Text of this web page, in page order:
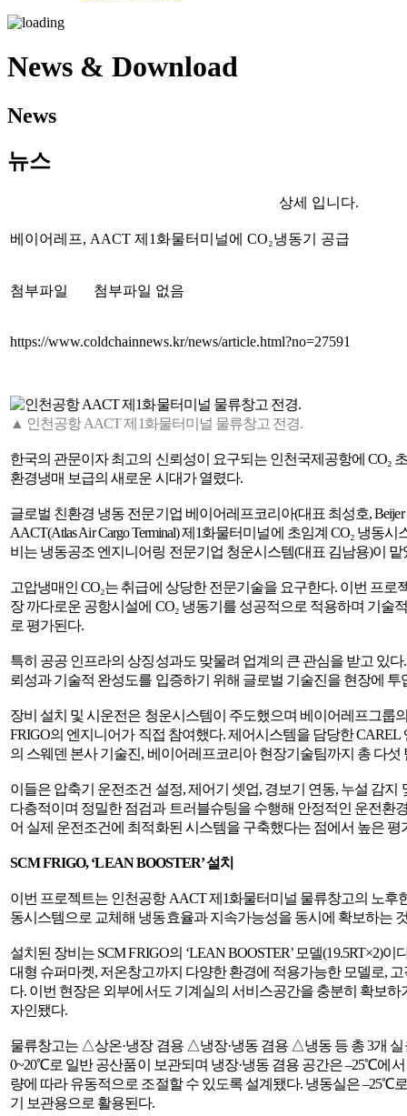
News & Download
News
뉴스
상세 입니다.
베이어레프, AACT 제1화물터미널에 CO₂냉동기 공급
첨부파일 첨부파일 없음
https://www.coldchainnews.kr/news/article.html?no=27591
▲ 인천공항 AACT 제1화물터미널 물류창고 전경.
한국의 관문이자 최고의 신뢰성이 요구되는 인천국제공항에 CO₂
환경냉매 보급의 새로운 시대가 열렸다.
글로벌 친환경 냉동 전문기업 베이어레프코리아(대표 최성호, Beijer
AACT(Atlas Air Cargo Terminal) 제1화물터미널에 초임계 CO₂ 냉동
비는 냉동공조 엔지니어링 전문기업 청운시스템(대표 김남용)이 맡
고압냉매인 CO₂는 취급에 상당한 전문기술을 요구한다. 이번 프
장 까다로운 공항시설에 CO₂ 냉동기를 성공적으로 적용하며 기술
로 평가된다.
특히 공공 인프라의 상징성과도 맞물려 업계의 큰 관심을 받고 있
뢰성과 기술적 완성도를 입증하기 위해 글로벌 기술진을 현장에 투
장비 설치 및 시운전은 청운시스템이 주도했으며 베이어레프그룹
FRIGO의 엔지니어가 직접 참여했다. 제어시스템을 담당한 CAREL
의 스웨덴 본사 기술진, 베이어레프코리아 현장기술팀까지 총 다
이들은 압축기 운전조건 설정, 제어기 셋업, 경보기 연동, 누설 감지
다층적이며 정밀한 점검과 트러블슈팅을 수행해 안정적인 운전환
어 실제 운전조건에 최적화된 시스템을 구축했다는 점에서 높은 평
SCM FRIGO, ‘LEAN BOOSTER’ 설치
이번 프로젝트는 인천공항 AACT 제1화물터미널 물류창고의 노후
동시스템으로 교체해 냉동효율과 지속가능성을 동시에 확보하는
설치된 장비는 SCM FRIGO의 ‘LEAN BOOSTER’ 모델(19.5RT×2)
대형 슈퍼마켓, 저온창고까지 다양한 환경에 적용가능한 모델로,
다. 이번 현장은 외부에서도 기계실의 서비스공간을 충분히 확보
자인됐다.
물류창고는 △상온·냉장 겸용 △냉장·냉동 겸용 △냉동 등 총 3개 실
0~20℃로 일반 공산품이 보관되며 냉장·냉동 겸용 공간은 –25℃에
량에 따라 유동적으로 조절할 수 있도록 설계됐다. 냉동실은 –25℃
기 보관용으로 활용된다.